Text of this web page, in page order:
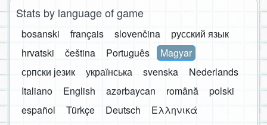
Stats by language of game
bosanski français slovenčina
русский язык
hrvatski
čeština Português
Magyar
српски језик
українська svenska
Nederlands
Italiano
English azərbaycan română
polski
español
Türkçe Deutsch Ελληνικά